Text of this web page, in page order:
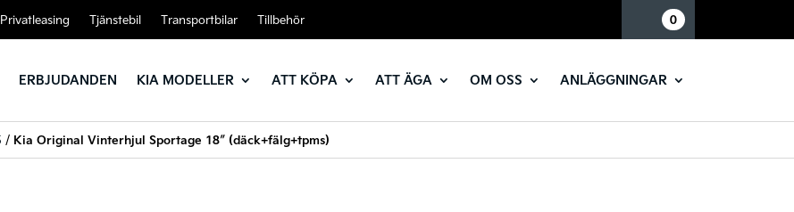
Privatleasing Tjänstebil Transportbilar Tillbehör 0
ERBJUDANDEN KIA MODELLER ATT KÖPA ATT ÄGA OM OSS ANLÄGGNINGAR
/ Kia Original Vinterhjul Sportage 18″ (däck+fälg+tpms)